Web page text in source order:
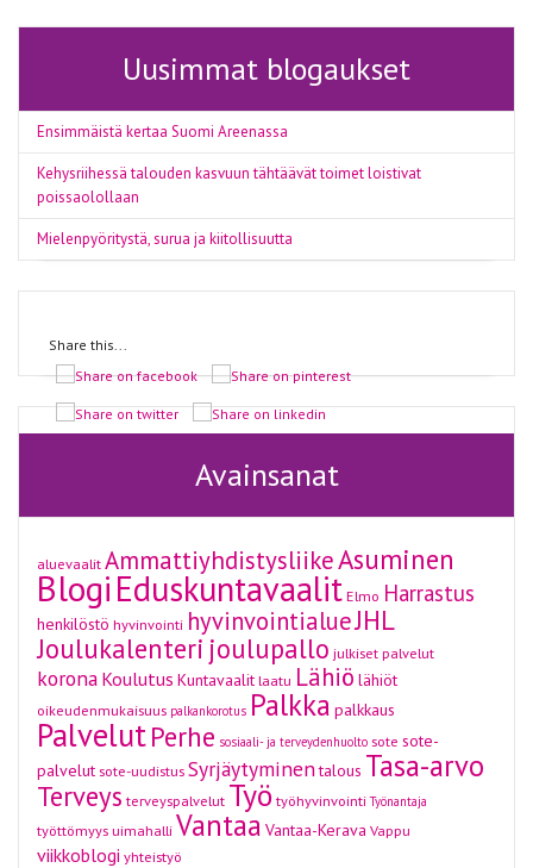
Uusimmat blogaukset
Ensimmäistä kertaa Suomi Areenassa
Kehysriihessä talouden kasvuun tähtäävät toimet loistivat
poissaolollaan
Mielenpyöritystä, surua ja kiitollisuutta
Share this...
Avainsanat
aluevaalitAmmattiyhdistysliikeAsuminen
BlogiEduskuntavaalitElmo Harrastus
henkilöstö hyvinvointi hyvinvointialueJHL
Joulukalenteri joulupallo julkiset palvelut
korona Koulutus Kuntavaalitlaatu Lähiö lähiöt
oikeudenmukaisuus palkankorotus Palkka palkkaus
PalvelutPerhe sosiaali- ja terveydenhuolto sote sote-
palvelut sote-uudistusSyrjäytyminentalous Tasa-arvo
Terveys terveyspalvelut Työtyöhyvinvointi Työnantaja
työttömyysuimahalliVantaa Vantaa-Kerava Vappu
viikkoblogi yhteistyö